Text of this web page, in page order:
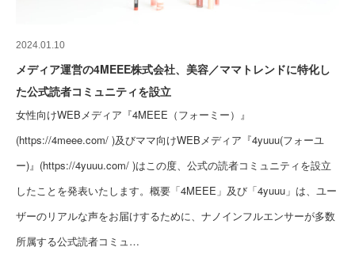
2024.01.10
メディア運営の4MEEE株式会社、美容／ママトレンドに特化し
た公式読者コミュニティを設立
女性向けWEBメディア『4MEEE（フォーミー）』
(https://4meee.com/ )及びママ向けWEBメディア『4yuuu(フォーユ
ー)』(https://4yuuu.com/ )はこの度、公式の読者コミュニティを設立
したことを発表いたします。概要「4MEEE」及び「4yuuu」は、ユー
ザーのリアルな声をお届けするために、ナノインフルエンサーが多数
所属する公式読者コミュ…